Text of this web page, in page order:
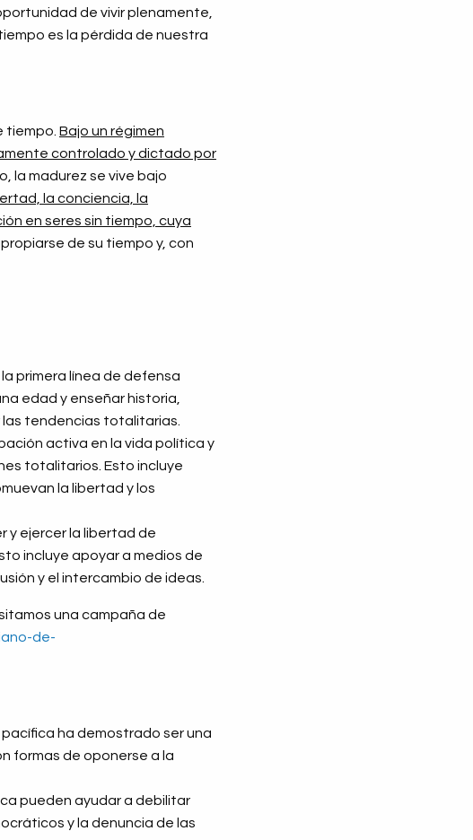
de vivir plenamente,
es la pérdida de nuestra
tiempo. Bajo un régimen
controlado y dictado por
la madurez se vive bajo
la conciencia, la
en seres sin tiempo, cuya
de su tiempo y, con
primera línea de defensa
edad y enseñar historia,
tendencias totalitarias.
activa en la vida política y
totalitarios. Esto incluye
la libertad y los
y ejercer la libertad de
incluye apoyar a medios de
y el intercambio de ideas.
una campaña de
de-
ha demostrado ser una
formas de oponerse a la
pueden ayudar a debilitar
y la denuncia de las